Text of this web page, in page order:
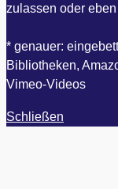
zulassen oder
* genauer:
Bibliotheken,
Vimeo-Videos
Schließen